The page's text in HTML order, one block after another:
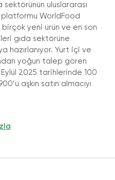
İstanbul’da
Geliyor!
sektörünün uluslararası
platformu WorldFood
birçok yeni ürün ve en son
gıda sektörüne
hazırlanıyor. Yurt içi ve
yoğun talep gören
2025 tarihlerinde 100
aşkın satın almacıyı